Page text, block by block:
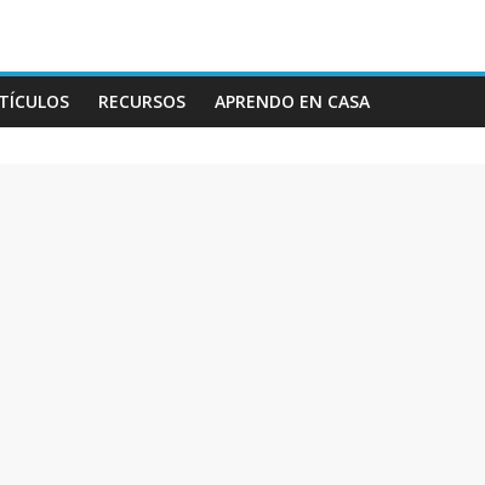
RECURSOS APRENDO EN CASA